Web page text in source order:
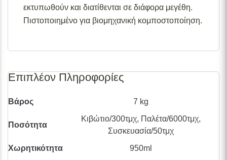
εκτυπωθούν και διατίθενται σε διάφορα μεγέθη.
Πιστοποιημένο για βιομηχανική κομποστοποίηση.
Επιπλέον Πληροφορίες
Βάρος 7 kg
Ποσότητα
Κιβώτιο/300τμχ, Παλέτα/6000τμχ,
Συσκευασία/50τμχ
Χωρητικότητα
950ml